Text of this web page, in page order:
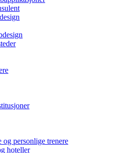
og personlige trenere
hoteller